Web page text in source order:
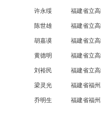
许永绥 福建省立
陈世雄 福建省立
胡嘉谟 福建省立
黄德明 福建省立
刘裕民 福建省立
梁灵光 福建省福
乔明生 福建省福